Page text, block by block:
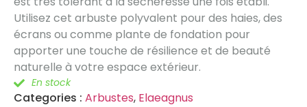
Utilisez cet arbuste polyvalent pour des haies, des
écrans ou comme plante de fondation pour
apporter une touche de résilience et de beauté
naturelle à votre espace extérieur.
En stock
Categories : Arbustes, Elaeagnus